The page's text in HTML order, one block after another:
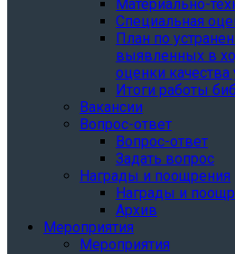
Материально-
Специальная
План по
выявленных в
оценки качества
Итоги работы
Вакансии
Вопрос-ответ
Вопрос-ответ
Задать вопрос
Награды и поощрения
Награды и
Архив
Мероприятия
Мероприятия